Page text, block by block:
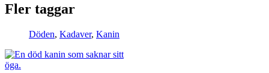
Fler taggar
Döden, Kadaver, Kanin